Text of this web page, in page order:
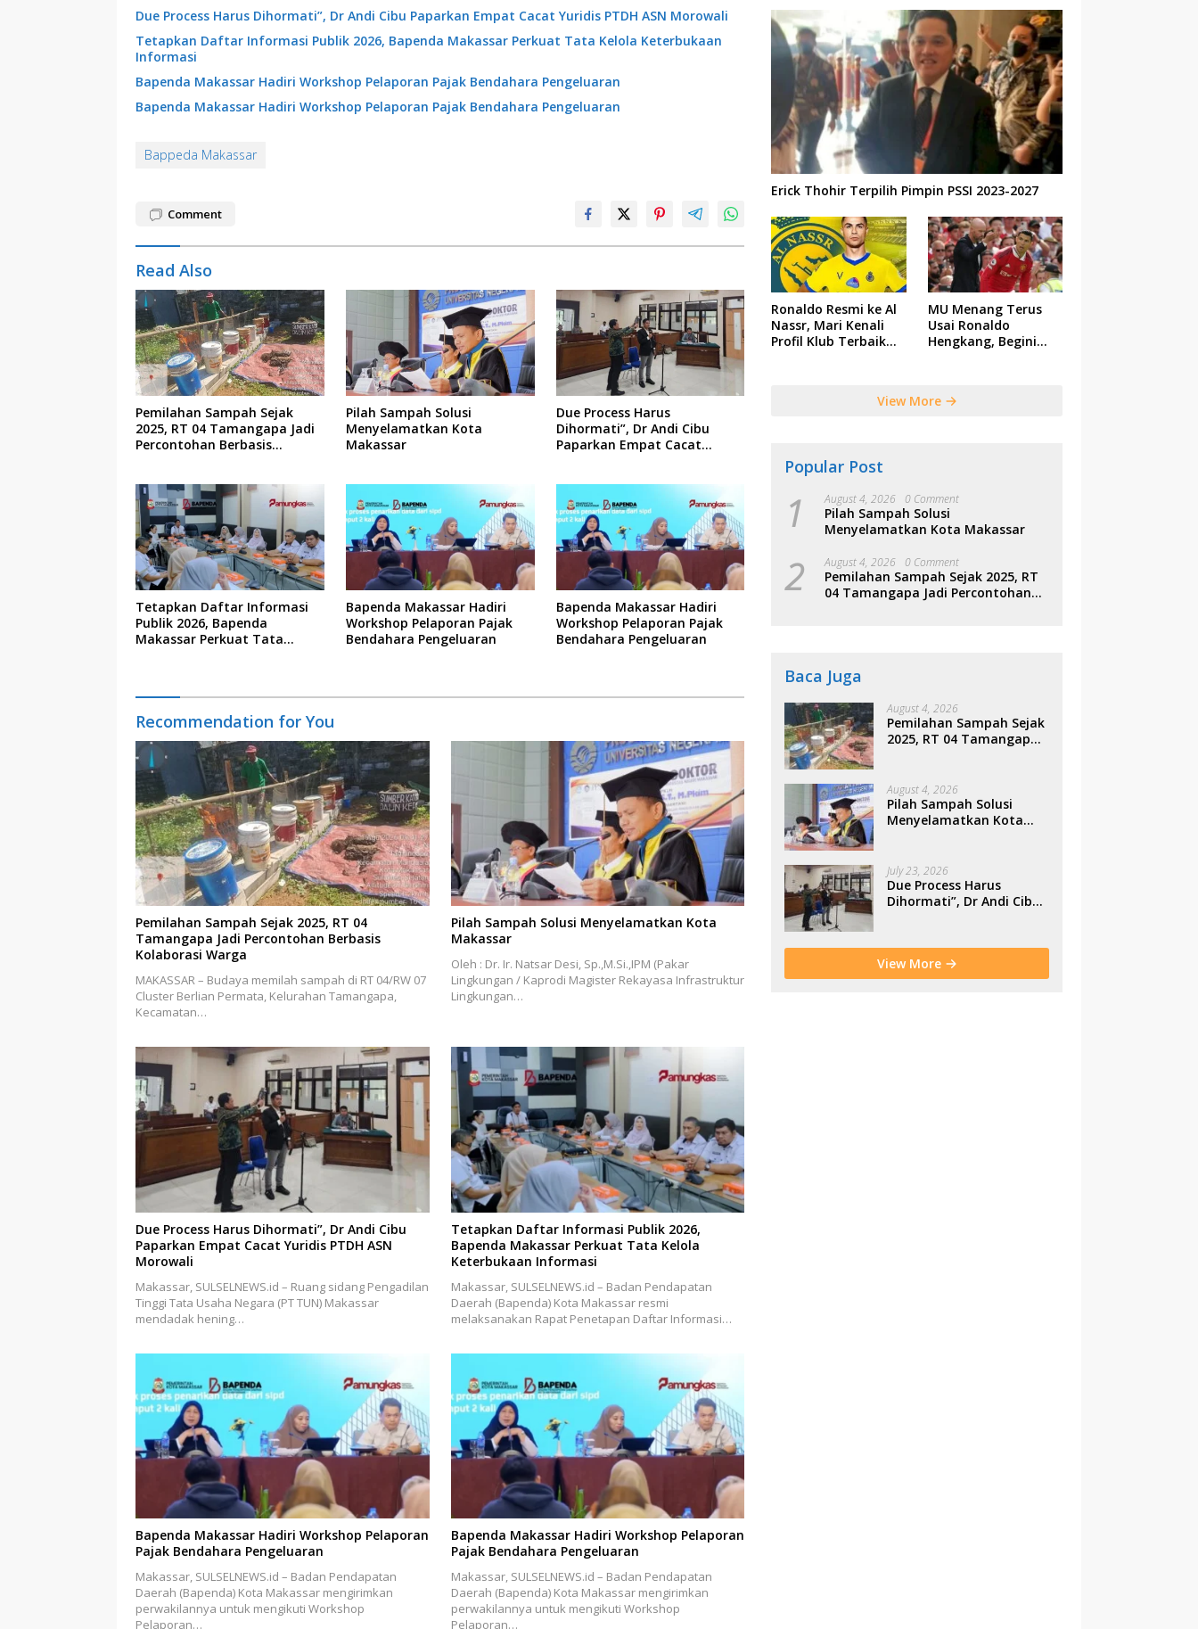
Due Process Harus Dihormati”, Dr Andi Cibu Paparkan Empat Cacat Yuridis PTDH ASN Morowali
Tetapkan Daftar Informasi Publik 2026, Bapenda Makassar Perkuat Tata Kelola Keterbukaan
Informasi
Bapenda Makassar Hadiri Workshop Pelaporan Pajak Bendahara Pengeluaran
Bapenda Makassar Hadiri Workshop Pelaporan Pajak Bendahara Pengeluaran
Bappeda Makassar
Comment
Read Also
Pemilahan Sampah Sejak
2025, RT 04 Tamangapa Jadi
Percontohan Berbasis
Pilah Sampah Solusi
Menyelamatkan Kota
Makassar
Due Process Harus
Dihormati”, Dr Andi Cibu
Paparkan Empat Cacat
Tetapkan Daftar Informasi
Publik 2026, Bapenda
Makassar Perkuat Tata
Bapenda Makassar Hadiri
Workshop Pelaporan Pajak
Bendahara Pengeluaran
Bapenda Makassar Hadiri
Workshop Pelaporan Pajak
Bendahara Pengeluaran
Recommendation for You
Pemilahan Sampah Sejak 2025, RT 04
Tamangapa Jadi Percontohan Berbasis
Kolaborasi Warga
MAKASSAR – Budaya memilah sampah di RT 04/RW 07
Cluster Berlian Permata, Kelurahan Tamangapa,
Kecamatan…
Pilah Sampah Solusi Menyelamatkan Kota
Makassar
Oleh : Dr. Ir. Natsar Desi, Sp.,M.Si.,IPM (Pakar
Lingkungan / Kaprodi Magister Rekayasa Infrastruktur
Lingkungan…
Due Process Harus Dihormati”, Dr Andi Cibu
Paparkan Empat Cacat Yuridis PTDH ASN
Morowali
Makassar, SULSELNEWS.id – Ruang sidang Pengadilan
Tinggi Tata Usaha Negara (PT TUN) Makassar
mendadak hening…
Tetapkan Daftar Informasi Publik 2026,
Bapenda Makassar Perkuat Tata Kelola
Keterbukaan Informasi
Makassar, SULSELNEWS.id – Badan Pendapatan
Daerah (Bapenda) Kota Makassar resmi
melaksanakan Rapat Penetapan Daftar Informasi…
Bapenda Makassar Hadiri Workshop Pelaporan
Pajak Bendahara Pengeluaran
Makassar, SULSELNEWS.id – Badan Pendapatan
Daerah (Bapenda) Kota Makassar mengirimkan
perwakilannya untuk mengikuti Workshop
Pelaporan…
Bapenda Makassar Hadiri Workshop Pelaporan
Pajak Bendahara Pengeluaran
Makassar, SULSELNEWS.id – Badan Pendapatan
Daerah (Bapenda) Kota Makassar mengirimkan
perwakilannya untuk mengikuti Workshop
Pelaporan…
Erick Thohir Terpilih Pimpin PSSI 2023-2027
Ronaldo Resmi ke Al
Nassr, Mari Kenali
Profil Klub Terbaik
MU Menang Terus
Usai Ronaldo
Hengkang, Begini
View More
Popular Post
1 August 4, 2026 0 Comment
Pilah Sampah Solusi
Menyelamatkan Kota Makassar
2 August 4, 2026 0 Comment
Pemilahan Sampah Sejak 2025, RT
04 Tamangapa Jadi Percontohan
Baca Juga
August 4, 2026
Pemilahan Sampah Sejak
2025, RT 04 Tamangapa
Warga
August 4, 2026
Pilah Sampah Solusi
Menyelamatkan Kota
July 23, 2026
Due Process Harus
Dihormati”, Dr Andi Cibu
Morowali
View More